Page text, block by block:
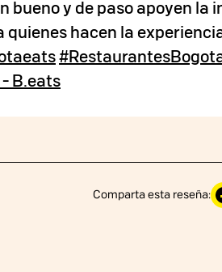
bueno y de paso apoyen la
quienes hacen la
B.eats
Comparta esta reseña: